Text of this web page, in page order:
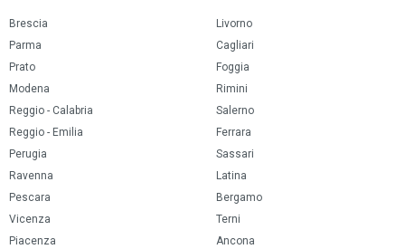
Brescia
Parma
Prato
Modena
Reggio - Calabria
Reggio - Emilia
Perugia
Ravenna
Pescara
Vicenza
Piacenza
Livorno
Cagliari
Foggia
Rimini
Salerno
Ferrara
Sassari
Latina
Bergamo
Terni
Ancona